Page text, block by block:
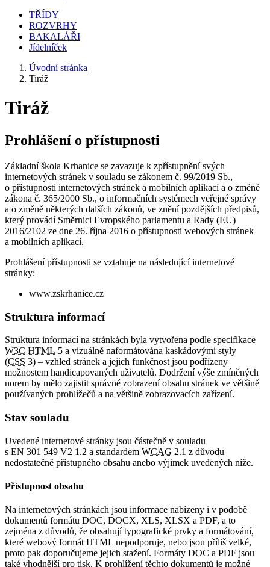
TŘÍDY
ROZVRHY
BAKALÁŘI
Jídelníček
Úvodní stránka
Tiráž
Tiráž
Prohlášení o přístupnosti
Základní škola Krhanice se zavazuje k zpřístupnění svých
internetových stránek v souladu se zákonem č. 99/2019 Sb.,
o přístupnosti internetových stránek a mobilních aplikací a o změně
zákona č. 365/2000 Sb., o informačních systémech veřejné správy
a o změně některých dalších zákonů, ve znění pozdějších předpisů,
který provádí Směrnici Evropského parlamentu a Rady (EU)
2016/2102 ze dne 26. října 2016 o přístupnosti webových stránek
a mobilních aplikací.
Prohlášení přístupnosti se vztahuje na následující internetové
stránky:
www.zskrhanice.cz
Struktura informací
Struktura informací na stránkách byla vytvořena podle specifikace
W3C HTML 5 a vizuálně naformátována kaskádovými styly
(CSS 3) – vzhled stránek a jejich funkčnost jsou podřízeny
možnostem handicapovaných uživatelů. Dodržení výše zmíněných
norem by mělo zajistit správné zobrazení obsahu stránek ve většině
používaných prohlížečů a na většině zobrazovacích zařízení.
Stav souladu
Uvedené internetové stránky jsou částečně v souladu
s EN 301 549 V2 1.2 a standardem WCAG 2.1 z důvodu
nedostatečně přístupného obsahu anebo výjimek uvedených níže.
Přístupnost obsahu
Na internetových stránkách jsou informace nabízeny i v podobě
dokumentů formátu DOC, DOCX, XLS, XLSX a PDF, a to
zejména z důvodů, že obsahují typografické prvky a formátování,
které webový formát HTML nepodporuje, nebo jsou příliš velké,
proto pak doporučujeme jejich stažení. Formáty DOC a PDF jsou
také vhodnější pro tisk. K prohlížení těchto dokumentů je možné